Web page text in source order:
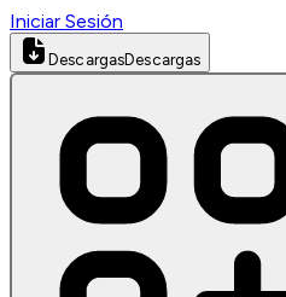
Iniciar Sesión
DescargasDescargas